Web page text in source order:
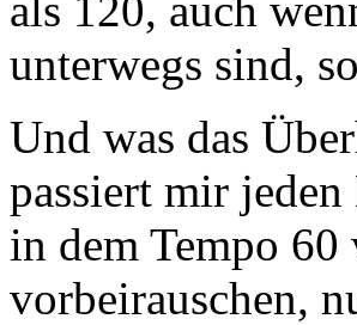
unterwegs sind,
Und was das
passiert mir
in dem Tempo
vorbeirauschen,